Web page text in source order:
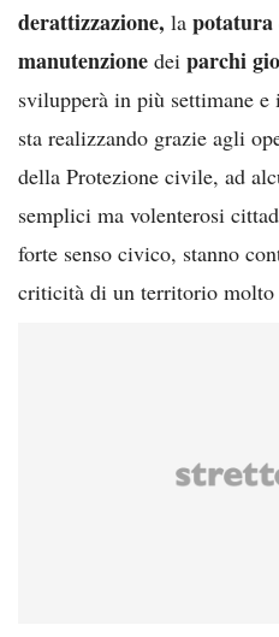
derattizzazione, la potatura
manutenzione dei parchi
svilupperà in più settimane
sta realizzando grazie agli
della Protezione civile, ad
semplici ma volenterosi
forte senso civico, stanno
criticità di un territorio molto